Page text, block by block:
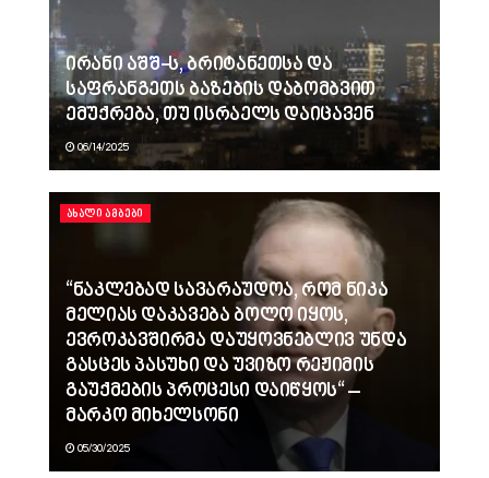
ირანი აშშ-ს, ბრიტანეთსა და
საფრანგეთს ბაზების დაბომბვით
ემუქრება, თუ ისრაელს დაიცავენ
06/14/2025
ᲐᲮᲐᲚᲘ ᲐᲛᲑᲔᲑᲘ
“ნაკლებად სავარაუდოა, რომ ნიკა
მელიას დაკავება ბოლო იყოს,
ევროკავშირმა დაუყოვნებლივ უნდა
გასცეს პასუხი და უვიზო რეჟიმის
გაუქმების პროცესი დაიწყოს“ –
მარკო მიხელსონი
05/30/2025